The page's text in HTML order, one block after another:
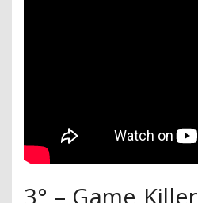
3° – Game Killer